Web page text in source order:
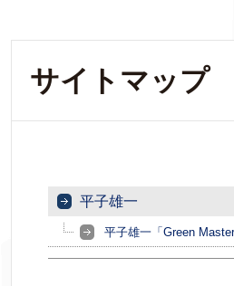
サイトマップ
平子雄一
平子雄一「Green